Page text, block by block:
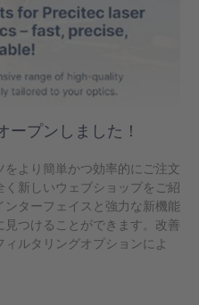
ープンしました！
より簡単かつ効率的にご注文
新しいウェブショップをご紹
ターフェイスと強力な新機能
つけることができます。改善
ルタリングオプションによ